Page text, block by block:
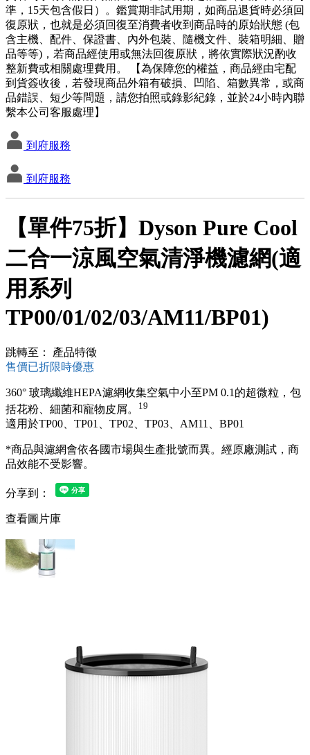
準，15天包含假日）。鑑賞期非試用期，如商品退貨時必須回
復原狀，也就是必須回復至消費者收到商品時的原始狀態 (包
含主機、配件、保證書、內外包裝、隨機文件、裝箱明細、贈
品等等)，若商品經使用或無法回復原狀，將依實際狀況酌收
整新費或相關處理費用。 【為保障您的權益，商品經由宅配
到貨簽收後，若發現商品外箱有破損、凹陷、箱數異常，或商
品錯誤、短少等問題，請您拍照或錄影紀錄，並於24小時內聯
繫本公司客服處理】
到府服務
到府服務
【單件75折】Dyson Pure Cool
二合一涼風空氣清淨機濾網(適
用系列
TP00/01/02/03/AM11/BP01)
跳轉至：
產品特徵
售價已折限時優惠
360° 玻璃纖維HEPA濾網收集空氣中小至PM 0.1的超微粒，包
括花粉、細菌和寵物皮屑。
19
適用於TP00、TP01、TP02、TP03、AM11、BP01
*商品與濾網會依各國市場與生產批號而異。經原廠測試，商
品效能不受影響。
分享到：
查看圖片庫